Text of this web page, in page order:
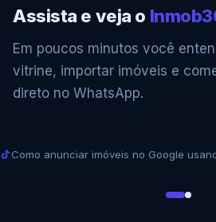
Assista e veja o
Em poucos minutos você
vitrine, importar imóveis e
direto no WhatsApp.
Como anunciar imóveis no Google